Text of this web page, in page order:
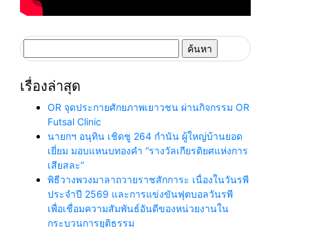
สำหรับ:
เรื่องล่าสุด
OR จุดประกายศักยภาพเยาวชน ผ่านกิจกรรม OR
Futsal Clinic
นายกฯ อนุทิน เชิดชู 264 กำนัน ผู้ใหญ่บ้านยอด
เยี่ยม มอบแหนบทองคำ “รางวัลเกียรติยศแห่งการ
เสียสละ”
พิธีวางพวงมาลาถวายราชสักการะ เนื่องในวันรพี
ประจำปี 2569 และการแข่งขันฟุตบอลวันรพี
เพื่อเชื่อมความสัมพันธ์อันดีของหน่วยงานใน
กระบวนการยุติธรรม